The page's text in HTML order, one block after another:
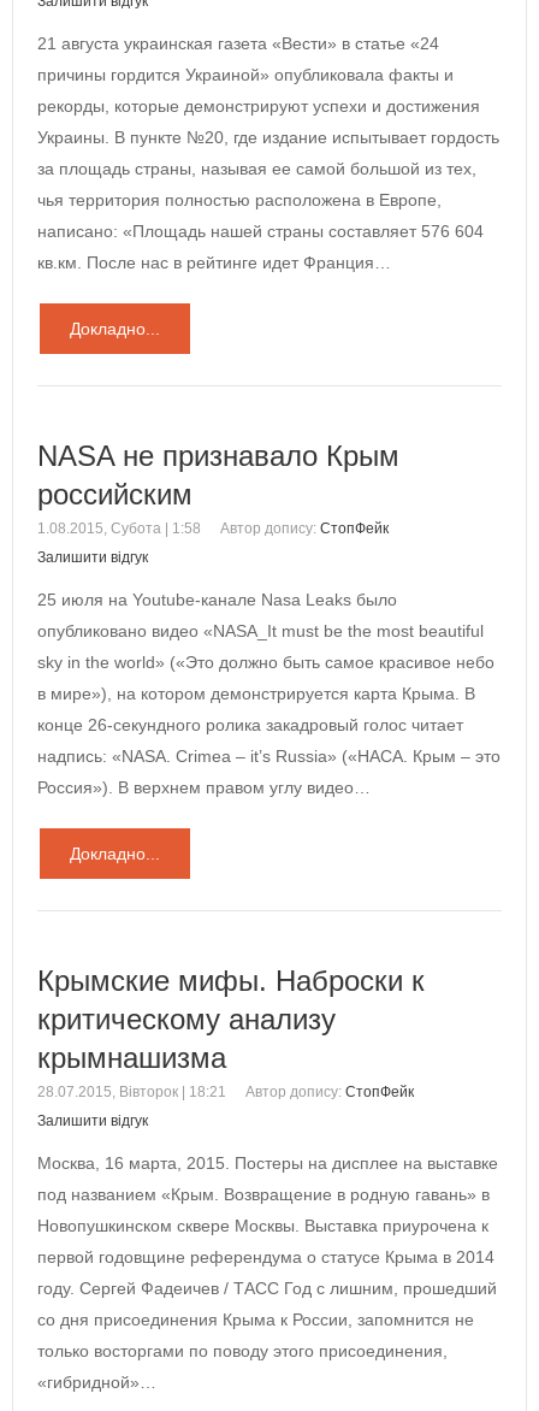
21 августа украинская газета «Вести» в статье «24
причины гордится Украиной» опубликовала факты и
рекорды, которые демонстрируют успехи и достижения
Украины. В пункте №20, где издание испытывает гордость
за площадь страны, называя ее самой большой из тех,
чья территория полностью расположена в Европе,
написано: «Площадь нашей страны составляет 576 604
кв.км. После нас в рейтинге идет Франция…
Докладно...
NASA не признавало Крым
российским
1.08.2015, Субота | 1:58 Автор допису: СтопФейк
Залишити відгук
25 июля на Youtube-канале Nasa Leaks было
опубликовано видео «NASA_It must be the most beautiful
sky in the world» («Это должно быть самое красивое небо
в мире»), на котором демонстрируется карта Крыма. В
конце 26-секундного ролика закадровый голос читает
надпись: «NASA. Crimea – it’s Russia» («НАСА. Крым – это
Россия»). В верхнем правом углу видео…
Докладно...
Крымские мифы. Наброски к
критическому анализу
крымнашизма
28.07.2015, Вівторок | 18:21 Автор допису: СтопФейк
Залишити відгук
Москва, 16 марта, 2015. Постеры на дисплее на выставке
под названием «Крым. Возвращение в родную гавань» в
Новопушкинском сквере Москвы. Выставка приурочена к
первой годовщине референдума о статусе Крыма в 2014
году. Сергей Фадеичев / ТАСС Год с лишним, прошедший
со дня присоединения Крыма к России, запомнится не
только восторгами по поводу этого присоединения,
«гибридной»…